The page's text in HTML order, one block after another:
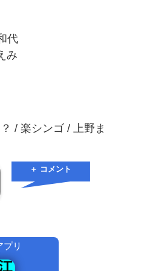
代
み
/ 楽シンゴ / 上野ま
＋ コメント
プリ